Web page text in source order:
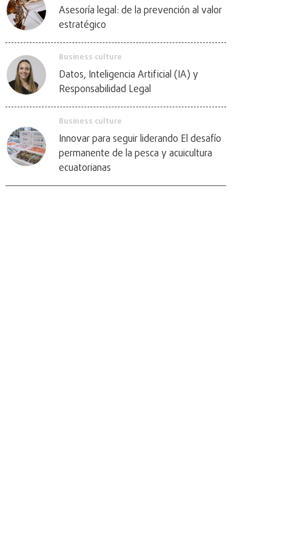
Asesoría legal: de la prevención al valor
estratégico
Business culture
Datos, Inteligencia Artificial (IA) y
Responsabilidad Legal
Business culture
Innovar para seguir liderando El desafío
permanente de la pesca y acuicultura
ecuatorianas